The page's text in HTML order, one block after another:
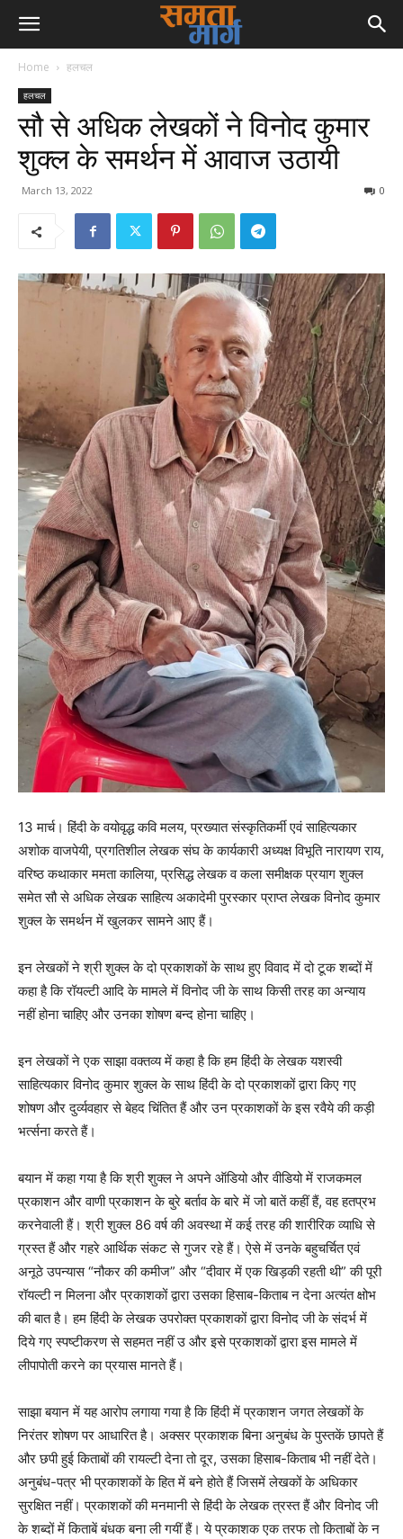
Home हलचल
हलचल
सौ से अधिक लेखकों ने विनोद कुमार
शुक्ल के समर्थन में आवाज उठायी
March 13, 2022 0
13 मार्च। हिंदी के वयोवृद्ध कवि मलय, प्रख्यात संस्कृतिकर्मी एवं साहित्यकार
अशोक वाजपेयी, प्रगतिशील लेखक संघ के कार्यकारी अध्यक्ष विभूति नारायण राय,
वरिष्ठ कथाकार ममता कालिया, प्रसिद्ध लेखक व कला समीक्षक प्रयाग शुक्ल
समेत सौ से अधिक लेखक साहित्य अकादेमी पुरस्कार प्राप्त लेखक विनोद कुमार
शुक्ल के समर्थन में खुलकर सामने आए हैं।
इन लेखकों ने श्री शुक्ल के दो प्रकाशकों के साथ हुए विवाद में दो टूक शब्दों में
कहा है कि रॉयल्टी आदि के मामले में विनोद जी के साथ किसी तरह का अन्याय
नहीं होना चाहिए और उनका शोषण बन्द होना चाहिए।
इन लेखकों ने एक साझा वक्तव्य में कहा है कि हम हिंदी के लेखक यशस्वी
साहित्यकार विनोद कुमार शुक्ल के साथ हिंदी के दो प्रकाशकों द्वारा किए गए
शोषण और दुर्व्यवहार से बेहद चिंतित हैं और उन प्रकाशकों के इस रवैये की कड़ी
भर्त्सना करते हैं।
बयान में कहा गया है कि श्री शुक्ल ने अपने ऑडियो और वीडियो में राजकमल
प्रकाशन और वाणी प्रकाशन के बुरे बर्ताव के बारे में जो बातें कहीं हैं, वह हतप्रभ
करनेवाली हैं। श्री शुक्ल 86 वर्ष की अवस्था में कई तरह की शारीरिक व्याधि से
ग्रस्त हैं और गहरे आर्थिक संकट से गुजर रहे हैं। ऐसे में उनके बहुचर्चित एवं
अनूठे उपन्यास “नौकर की कमीज” और “दीवार में एक खिड़की रहती थी” की पूरी
रॉयल्टी न मिलना और प्रकाशकों द्वारा उसका हिसाब-किताब न देना अत्यंत क्षोभ
की बात है। हम हिंदी के लेखक उपरोक्त प्रकाशकों द्वारा विनोद जी के संदर्भ में
दिये गए स्पष्टीकरण से सहमत नहीं उ और इसे प्रकाशकों द्वारा इस मामले में
लीपापोती करने का प्रयास मानते हैं।
साझा बयान में यह आरोप लगाया गया है कि हिंदी में प्रकाशन जगत लेखकों के
निरंतर शोषण पर आधारित है। अक्सर प्रकाशक बिना अनुबंध के पुस्तकें छापते हैं
और छपी हुई किताबों की रायल्टी देना तो दूर, उसका हिसाब-किताब भी नहीं देते।
अनुबंध-पत्र भी प्रकाशकों के हित में बने होते हैं जिसमें लेखकों के अधिकार
सुरक्षित नहीं। प्रकाशकों की मनमानी से हिंदी के लेखक त्रस्त हैं और विनोद जी
के शब्दों में किताबें बंधक बना ली गयीं हैं। ये प्रकाशक एक तरफ तो किताबों के न